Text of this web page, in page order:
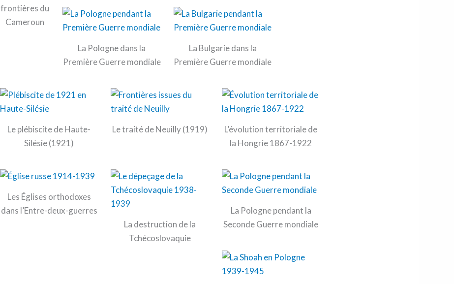
frontières du
Cameroun
La Pologne dans la
Première Guerre mondiale
La Bulgarie dans la
Première Guerre mondiale
Le plébiscite de Haute-
Silésie (1921)
Le traité de Neuilly (1919)
L’évolution territoriale de
la Hongrie 1867-1922
Les Églises orthodoxes
dans l’Entre-deux-guerres
La destruction de la
Tchécoslovaquie
La Pologne pendant la
Seconde Guerre mondiale